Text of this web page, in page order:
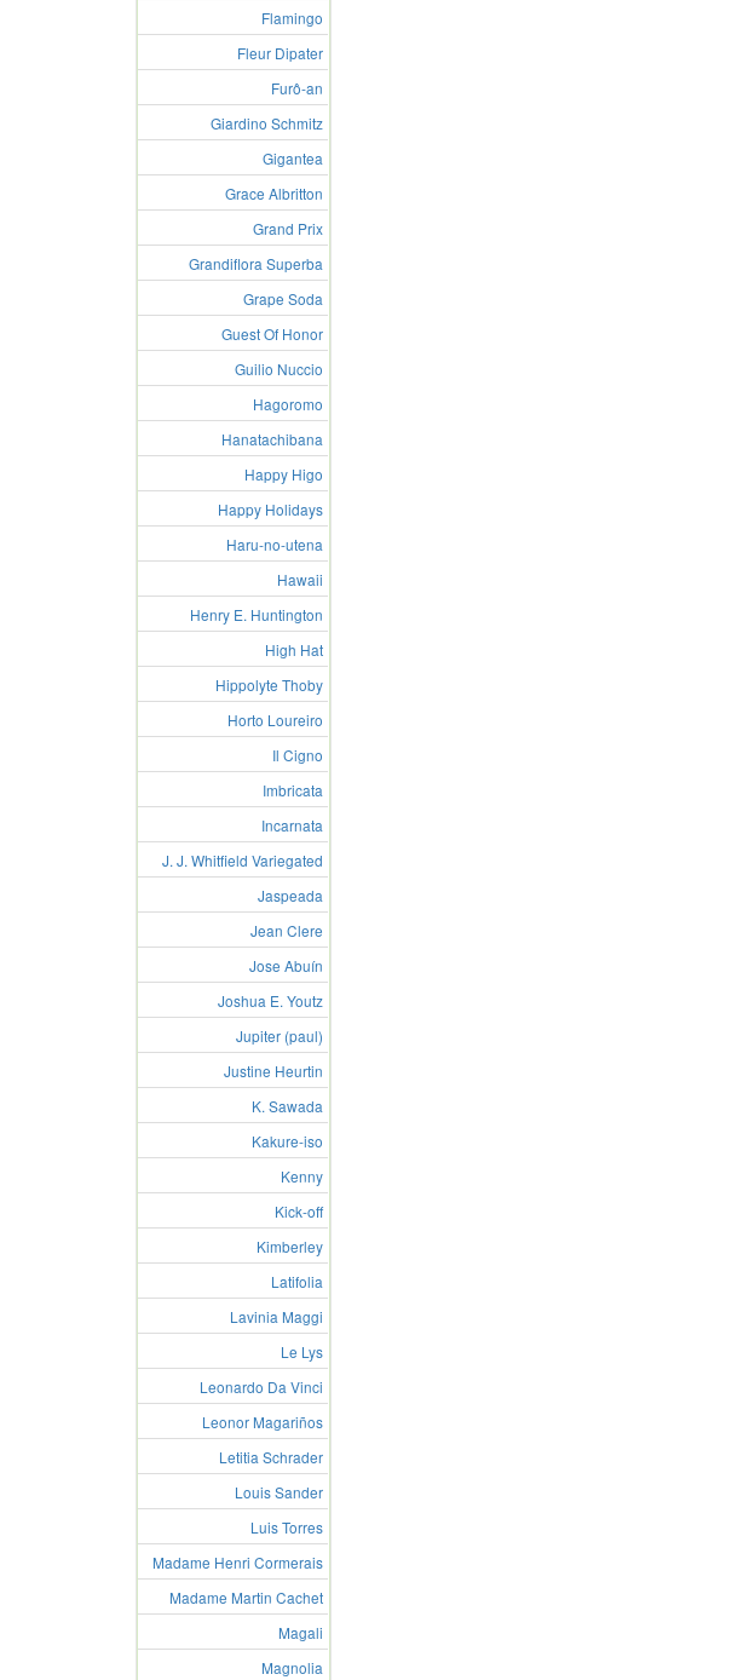
Flamingo
Fleur Dipater
Furô-an
Giardino Schmitz
Gigantea
Grace Albritton
Grand Prix
Grandiflora Superba
Grape Soda
Guest Of Honor
Guilio Nuccio
Hagoromo
Hanatachibana
Happy Higo
Happy Holidays
Haru-no-utena
Hawaii
Henry E. Huntington
High Hat
Hippolyte Thoby
Horto Loureiro
Il Cigno
Imbricata
Incarnata
J. J. Whitfield Variegated
Jaspeada
Jean Clere
Jose Abuín
Joshua E. Youtz
Jupiter (paul)
Justine Heurtin
K. Sawada
Kakure-iso
Kenny
Kick-off
Kimberley
Latifolia
Lavinia Maggi
Le Lys
Leonardo Da Vinci
Leonor Magariños
Letitia Schrader
Louis Sander
Luis Torres
Madame Henri Cormerais
Madame Martin Cachet
Magali
Magnolia